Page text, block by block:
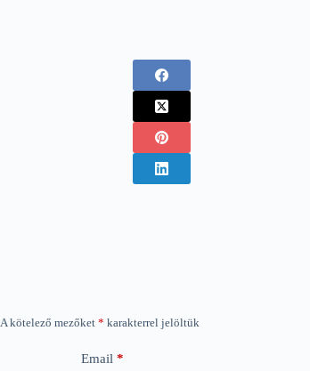
A kötelező mezőket * karakterrel jelöltük
Email *